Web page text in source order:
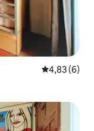
Gemiddelde
4,83 (6)